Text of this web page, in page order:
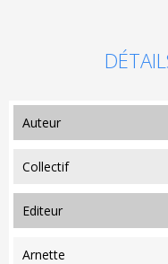
auteur
Collectif
editeur
Arnette